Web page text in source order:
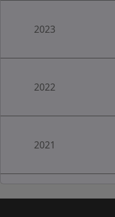
2023
2022
2021